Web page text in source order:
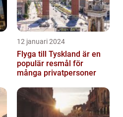
12 januari 2024
Flyga till Tyskland är en
populär resmål för
många privatpersoner